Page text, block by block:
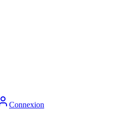
Connexion